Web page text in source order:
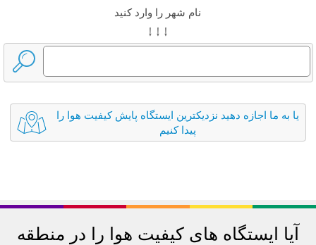
نام شهر را وارد کنید
↓ ↓ ↓
یا به ما اجازه دهید نزدیکترین ایستگاه پایش کیفیت هوا را
پیدا کنیم
آیا ایستگاه های کیفیت هوا را در منطقه